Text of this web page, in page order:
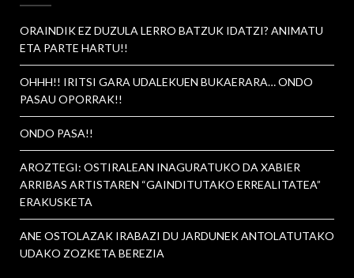
ORAINDIK EZ DUZULA LERRO BATZUK IDATZI? ANIMATU
ETA PARTE HARTU!!
OHHH!! IRITSI GARA UDALEKUEN BUKAERARA… ONDO
PASAU OPORRAK!!
ONDO PASA!!
AROZTEGI: OSTIRALEAN INAGURATUKO DA XABIER
ARRIBAS ARTISTAREN “GAINDITUTAKO ERREALITATEA”
ERAKUSKETA
ANE OSTOLAZAK IRABAZI DU JARDUNEK ANTOLATUTAKO
UDAKO ZOZKETA BEREZIA